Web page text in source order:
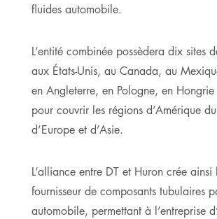
fluides automobile.
L’entité combinée possèdera dix sites
aux États-Unis, au Canada, au
en Angleterre, en Pologne, en
pour couvrir les régions d’Amérique
d’Europe et d’Asie.
L’alliance entre DT et Huron crée
fournisseur de composants tubulaires
automobile, permettant à l’entreprise